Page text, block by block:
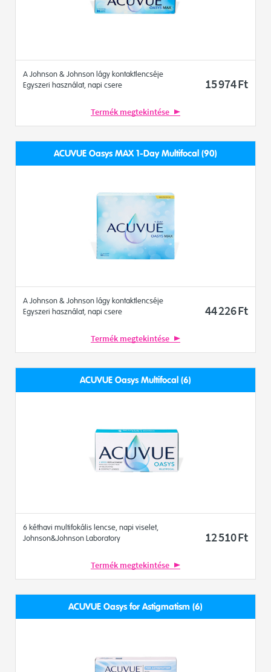
A Johnson & Johnson lágy kontaktlencséje
Egyszeri használat, napi csere
15 974Ft
Termék megtekintése
ACUVUE Oasys MAX 1-Day Multifocal (90)
A Johnson & Johnson lágy kontaktlencséje
Egyszeri használat, napi csere
44 226Ft
Termék megtekintése
ACUVUE Oasys Multifocal (6)
6 kéthavi multifokális lencse, napi viselet,
Johnson&Johnson Laboratory
12 510Ft
Termék megtekintése
ACUVUE Oasys for Astigmatism (6)